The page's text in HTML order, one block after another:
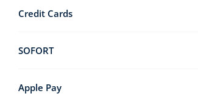
Credit Cards
SOFORT
Apple Pay